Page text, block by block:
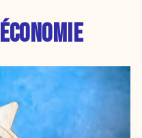
ÉCONOMIE